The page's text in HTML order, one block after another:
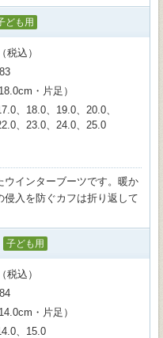
ども用
税込）
・片足）
、18.0、19.0、20.0、
、23.0、24.0、25.0
インターブーツです。暖か
入を防ぐカフは折り返して
子ども用
税込）
・片足）
、15.0